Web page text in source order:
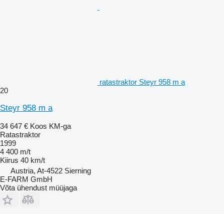
ratastraktor Steyr 958 m a
20
Steyr 958 m a
34 647 € Koos KM-ga
Ratastraktor
1999
4 400 m/t
Kiirus 40 km/t
Austria, At-4522 Sierning
E-FARM GmbH
Võta ühendust müüjaga